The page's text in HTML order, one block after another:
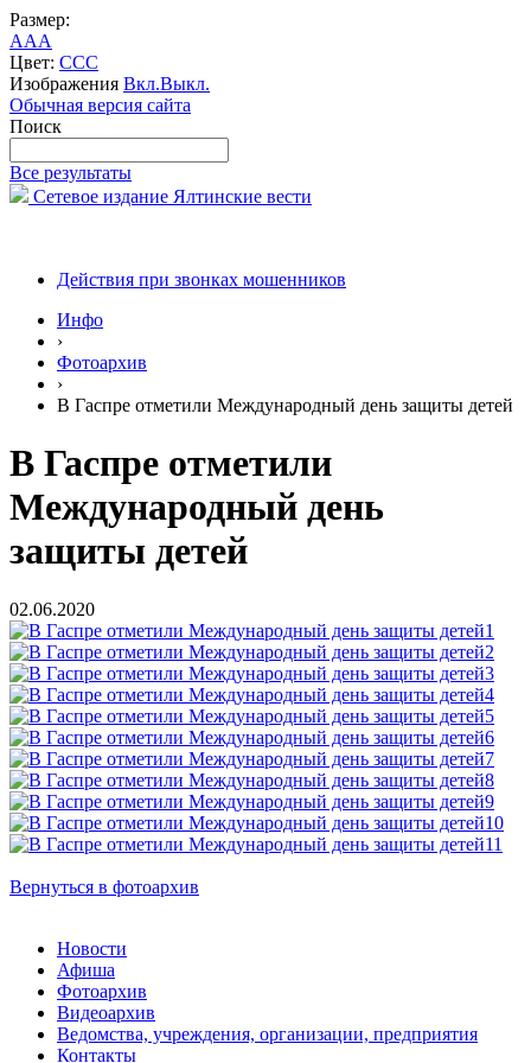
Размер:
AAA
Цвет: CCC
Изображения Вкл.Выкл.
Обычная версия сайта
Поиск
Все результаты
Сетевое издание Ялтинские вести
Действия при звонках мошенников
Инфо
›
Фотоархив
›
В Гаспре отметили Международный день защиты детей
В Гаспре отметили
Международный день
защиты детей
02.06.2020
Вернуться в фотоархив
Новости
Афиша
Фотоархив
Видеоархив
Ведомства, учреждения, организации, предприятия
Контакты